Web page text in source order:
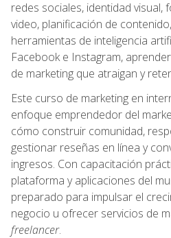
redes sociales, identidad visual,
video, planificación de contenido,
herramientas de inteligencia
Facebook e Instagram,
de marketing que atraigan y
Este curso de marketing en
enfoque emprendedor del
cómo construir comunidad,
gestionar reseñas en línea y
ingresos. Con capacitación
plataforma y aplicaciones del
preparado para impulsar el
negocio u ofrecer servicios de
freelancer.